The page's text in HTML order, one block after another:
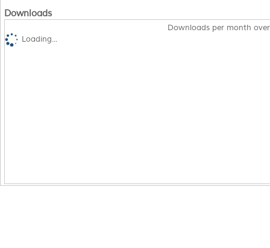
Downloads
Downloads per month
Loading...